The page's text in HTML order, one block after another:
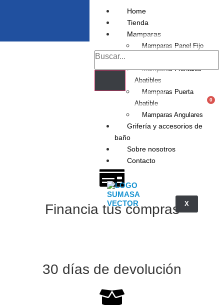
Home
Tienda
Mamparas
Mamparas Panel Fijo
Mamparas Frontales
Abatibles
Mamparas Puerta
Abatible
Mamparas Angulares
Grifería y accesorios de
baño
Sobre nosotros
Contacto
X
0
Financia tus compras
30 días de devolución